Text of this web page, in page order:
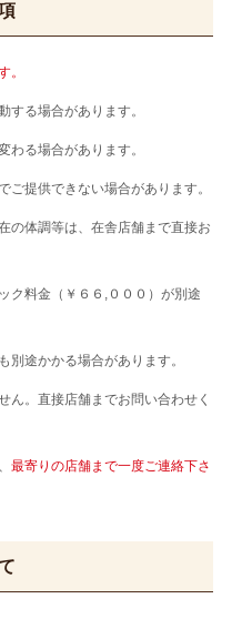
。
する場合があります。
わる場合があります。
ご提供できない場合があります。
の体調等は、在舎店舗まで直接お
ク料金（￥６６,０００）が別途
別途かかる場合があります。
ん。直接店舗までお問い合わせく
最寄りの店舗まで一度ご連絡下さ